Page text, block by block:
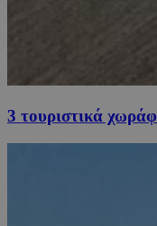
3 τουριστικά